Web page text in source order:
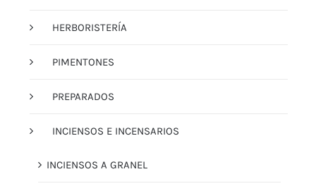
HERBORISTERÍA
PIMENTONES
PREPARADOS
INCIENSOS E INCENSARIOS
INCIENSOS A GRANEL